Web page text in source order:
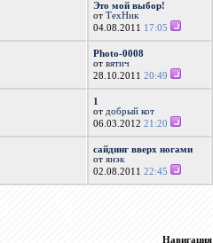
Это мой выбор!
отТехНик
04.08.2011 17:05
Photo-0008
отвятич
28.10.201120:49
1
от добрый кот
06.03.201221:20
сайдинг вверх ногами
отянэк
02.08.201122:45
Навигация